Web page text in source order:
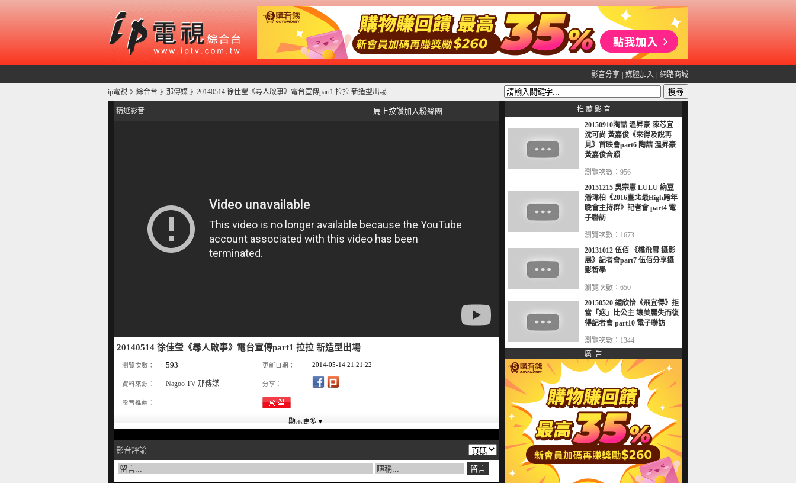
影音分享 媒體加入 網路商城
ip電視 》 綜合台 》 那傳媒 》 20140514 徐佳瑩《尋人啟事》電台宣傳part1 拉拉 新造型出場
精選影音 馬上按讚加入粉絲團
20140514 徐佳瑩《尋人啟事》電台宣傳part1 拉拉 新造型出場
瀏覽次數： 593 更新日期： 2014-05-14 21:21:22
資料來源： Nagoo TV 那傳媒 分享：
影音推薦：
影音評論
推 薦 影 音
20150910陶喆 溫昇豪 陳芯宜
沈可尚 黃嘉俊《來得及說再
見》首映會part6 陶喆 溫昇豪
黃嘉俊合照
瀏覽次數：956
20151215 吳宗憲 LULU 納豆
潘瑋柏《2016臺北最High跨年
晚會主持群》記者會 part4 電
子聯訪
瀏覽次數：1673
20131012 伍佰 《橋飛雪 攝影
展》記者會part7 伍佰分享攝
影哲學
瀏覽次數：650
20150520 鍾欣怡《飛宜得》拒
當「疤」比公主 讓美麗失而復
得記者會 part10 電子聯訪
瀏覽次數：1344
廣 告